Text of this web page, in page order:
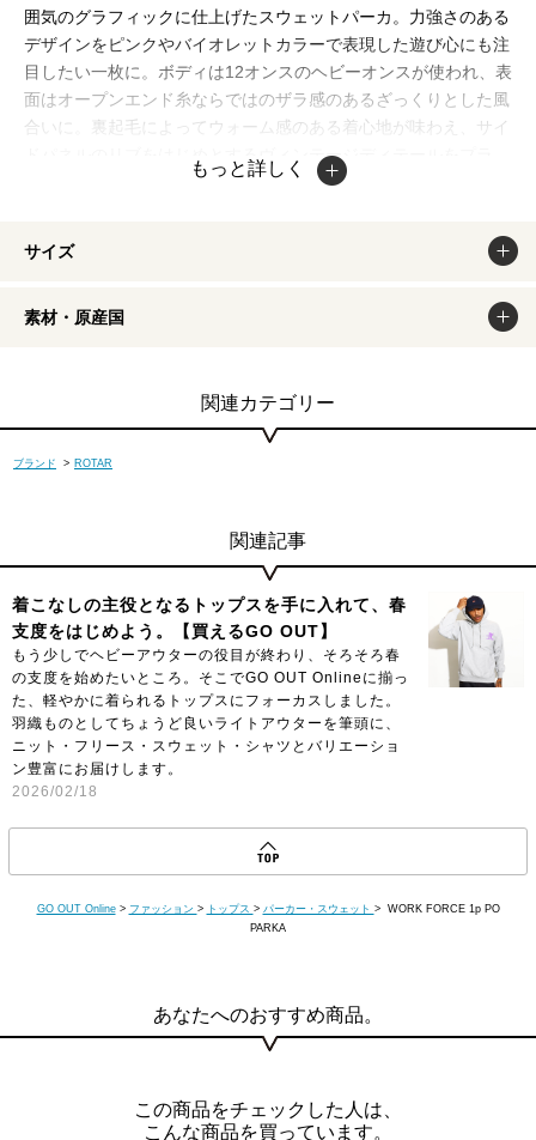
囲気のグラフィックに仕上げたスウェットパーカ。力強さのある
デザインをピンクやバイオレットカラーで表現した遊び心にも注
目したい一枚に。ボディは12オンスのヘビーオンスが使われ、表
面はオープンエンド糸ならではのザラ感のあるざっくりとした風
合いに。裏起毛によってウォーム感のある着心地が味わえ、サイ
ドパネルのリブをはじめとするヴィンテージディテールをプラ
ス。型崩れしにくくて洗うほどタフになり、着込むほどにエイジ
掲載商品は出来るだけ現物と同じになるよう撮影しております
が、若干色味が違う場合もございます。商品のカラーは、PCデ
すので予めご了承ください。
もっと詳しく
サイズ
素材・原産国
関連カテゴリー
ブランド > ROTAR
関連記事
着こなしの主役となるトップスを手に入れて、春
支度をはじめよう。【買えるGO OUT】
もう少しでヘビーアウターの役目が終わり、そろそろ春
の支度を始めたいところ。そこでGO OUT Onlineに揃っ
た、軽やかに着られるトップスにフォーカスしました。
羽織ものとしてちょうど良いライトアウターを筆頭に、
ニット・フリース・スウェット・シャツとバリエーショ
ン豊富にお届けします。
2026/02/18
GO OUT Online > ファッション > トップス > パーカー・スウェット > WORK FORCE 1p PO
PARKA
あなたへのおすすめ商品。
この商品をチェックした人は、
こんな商品を買っています。